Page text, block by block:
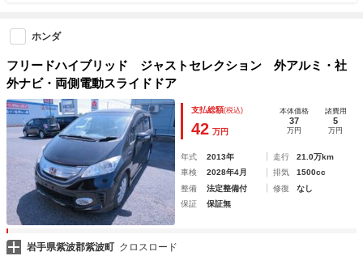
ホンダ
フリードハイブリッド ジャストセレクション 外アルミ・社
外ナビ・両側電動スライドドア
支払総額(税込)
42 万円
本体価格
37
万円
諸費用
5
万円
年式 2013年 走行
21.0万km
車検
2028年4月 排気
1500cc
整備
法定整備付 修復
なし
保証
保証無
岩手県紫波郡紫波町 クロスロード